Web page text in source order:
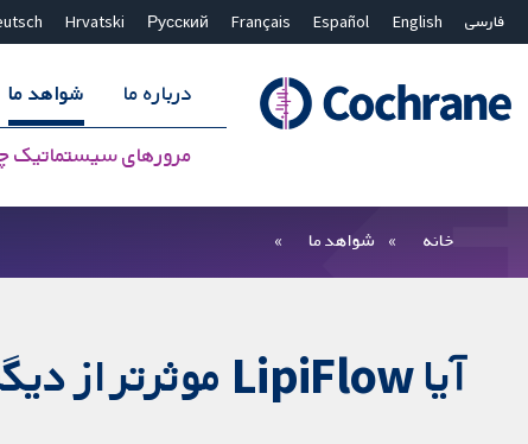
فارسی English
Español
Français
Русский
Hrvatski
درباره ما شواهد ما
مرورهای سیستماتیک
بستن جستجو ✖
خانه شواهد ما
آیا LipiFlow موثرتر از دیگر درمان‌های بیماری خشکی چشم است؟